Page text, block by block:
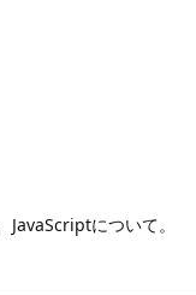
について。